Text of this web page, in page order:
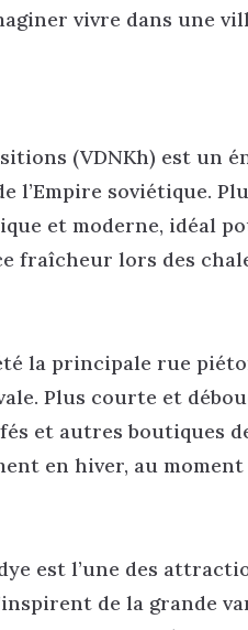
vivre dans une
(VDNKh) est un
l’Empire soviétique.
et moderne, idéal
fraîcheur lors des
la principale rue
Plus courte et
et autres boutiques
en hiver, au moment
est l’une des
de la grande